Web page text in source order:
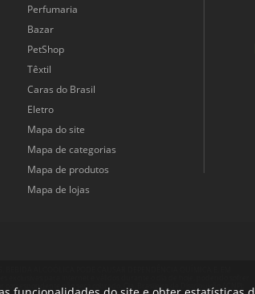
Perfumaria
Bazar
PetShop
Têxtil
Caras do Brasil
Eletro
Mapa do site
Mapa de categorias
Mapa de produtos
Mapa de lojas
não será cobrado. Cia. Brasileira de Distribuição / CNPJ: